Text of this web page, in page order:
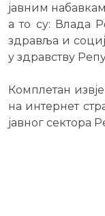
јавним
а то су: Влада
здравља и
у здравству
Комплетан
на интернет
јавног сектора